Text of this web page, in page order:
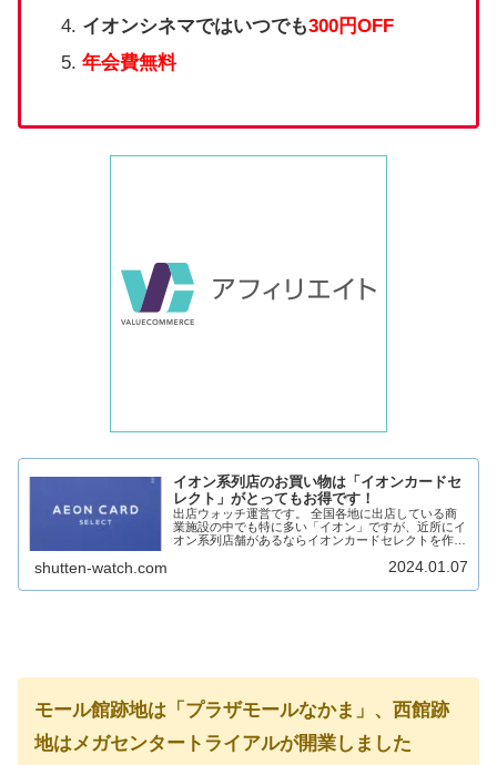
イオンシネマではいつでも300円OFF
年会費無料
イオン系列店のお買い物は「イオンカードセ
レクト」がとってもお得です！
出店ウォッチ運営です。 全国各地に出店している商
業施設の中でも特に多い「イオン」ですが、近所にイ
オン系列店舗があるならイオンカードセレクトを作る
のか簡単に見ていきます！［PR］イオン系列店舗
shutten-watch.com 2024.01.07
モール館跡地は「プラザモールなかま」、西館跡
地はメガセンタートライアルが開業しました